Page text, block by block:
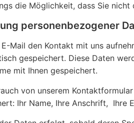
die Möglichkeit, dass Sie
personenbezogener
Mail den Kontakt mit uns
gespeichert. Diese Daten
mit Ihnen gespeichert.
von unserem
Ihr Name, Ihre Anschrift, Ihre